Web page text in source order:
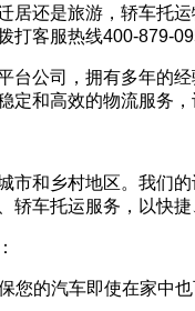
居还是旅游，轿车托
客服热线400-879-
台公司，拥有多年的
和高效的物流服务，
市和乡村地区。我们
车托运服务，以快
的汽车即使在家中也